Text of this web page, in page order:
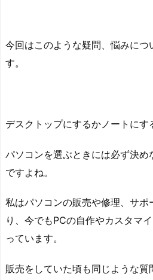
今回はこのような疑問、悩みにつ
す。
デスクトップにするかノートにす
パソコンを選ぶときには必ず決め
ですよね。
私はパソコンの販売や修理、サポ
り、今でもPCの自作やカスタマ
っています。
販売をしていた頃も同じような質